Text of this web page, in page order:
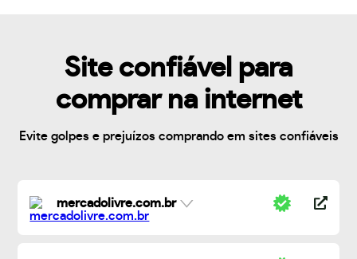
Site confiável para
comprar na internet
Evite golpes e prejuízos comprando em sites confiáveis
mercadolivre.com.br